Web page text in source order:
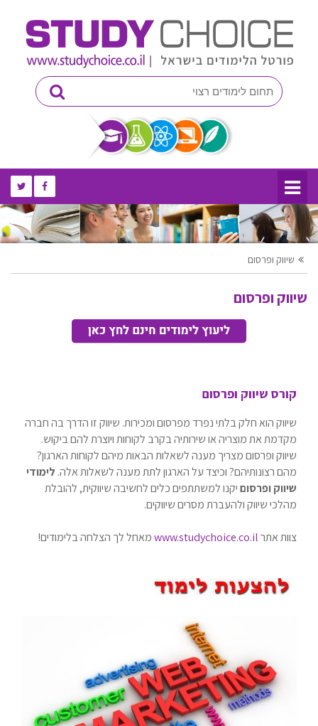
שיווק ופרסום
שיווק ופרסום
קורס שיווק ופרסום
שיווק הוא חלק בלתי נפרד מפרסום ומכירות. שיווק זו הדרך בה חברה
מקדמת את מוצריה או שירותיה בקרב לקוחות ויוצרת להם ביקוש.
שיווק ופרסום מצריך מענה לשאלות הבאות מיהם לקוחות הארגון?
מהם רצונותיהם? וכיצד על הארגון לתת מענה לשאלות אלה. לימודי
שיווק ופרסוםיקנו למשתתפים כלים לחשיבה שיווקית, להובלת
מהלכי שיווק ולהעברת מסרים שיווקים.
צוות אתרwww.studychoice.co.ilמאחל לך הצלחה בלימודים!